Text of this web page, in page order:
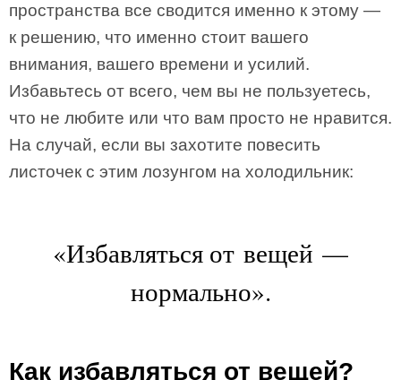
пространства все сводится именно к этому —
к решению, что именно стоит вашего
внимания, вашего времени и усилий.
Избавьтесь от всего, чем вы не пользуетесь,
что не любите или что вам просто не нравится.
На случай, если вы захотите повесить
листочек с этим лозунгом на холодильник:
«Избавляться от вещей —
нормально».
Как избавляться от вещей?